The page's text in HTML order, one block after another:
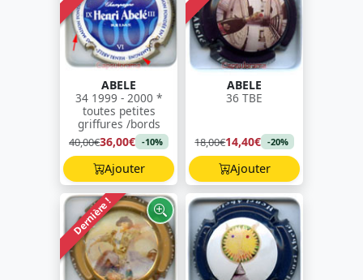
ABELE
34 1999 - 2000 *
toutes petites
griffures /bords
40,00€36,00€ -10%
Ajouter
ABELE
36 TBE
18,00€14,40€ -20%
Ajouter
Dernière !